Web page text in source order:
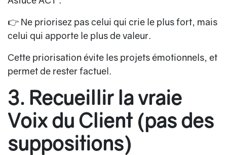
👉 Ne priorisez pas celui qui crie le plus fort, mais
celui qui apporte le plus de valeur.
Cette priorisation évite les projets émotionnels, et
permet de rester factuel.
3. Recueillir la vraie
Voix du Client (pas des
suppositions)